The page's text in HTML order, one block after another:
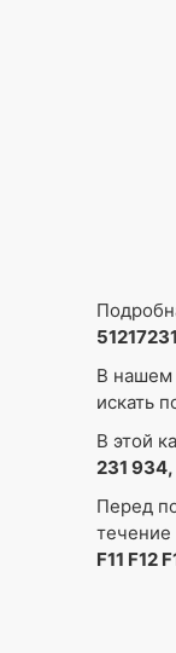
В нашем
искать
В этой
231 934,
Перед
течение
F11 F12